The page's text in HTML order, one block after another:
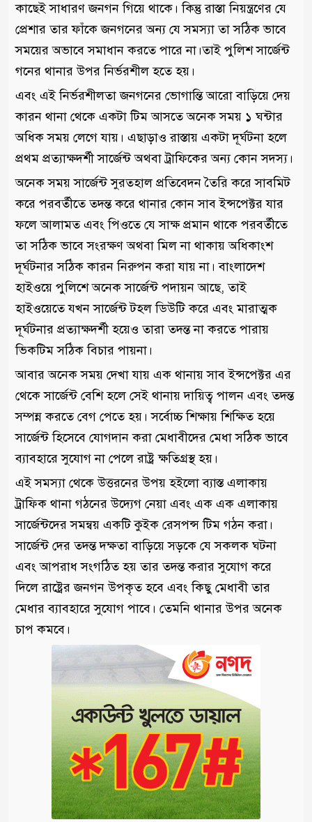
কাছেই সাধারণ জনগন গিয়ে থাকে। কিন্তু রাস্তা নিয়ন্ত্রণের যে
প্রেশার তার ফাঁকে জনগনের অন্য যে সমস্যা তা সঠিক ভাবে
সময়ের অভাবে সমাধান করতে পারে না।তাই পুলিশ সার্জেন্ট
গনের থানার উপর নির্ভরশীল হতে হয়।
এবং এই নির্ভরশীলতা জনগনের ভোগান্তি আরো বাড়িয়ে দেয়
কারন থানা থেকে একটা টিম আসতে অনেক সময় ১ ঘন্টার
অধিক সময় লেগে যায়। এছাড়াও রাস্তায় একটা দূর্ঘটনা হলে
প্রথম প্রত্যাক্ষদর্শী সার্জেন্ট অথবা ট্রাফিকের অন্য কোন সদস্য।
অনেক সময় সার্জেন্ট সুরতহাল প্রতিবেদন তৈরি করে সাবমিট
করে পরবর্তীতে তদন্ত করে থানার কোন সাব ইন্সপেক্টর যার
ফলে আলামত এবং পিওতে যে সাক্ষ প্রমান থাকে পরবর্তীতে
তা সঠিক ভাবে সংরক্ষণ অথবা মিল না থাকায় অধিকাংশ
দূর্ঘটনার সঠিক কারন নিরুপন করা যায় না। বাংলাদেশ
হাইওয়ে পুলিশে অনেক সার্জেন্ট পদায়ন আছে, তাই
হাইওয়েতে যখন সার্জেন্ট টহল ডিউটি করে এবং মারাত্মক
দূর্ঘটনার প্রত্যাক্ষদর্শী হয়েও তারা তদন্ত না করতে পারায়
ভিকটিম সঠিক বিচার পায়না।
আবার অনেক সময় দেখা যায় এক থানায় সাব ইন্সপেক্টর এর
থেকে সার্জেন্ট বেশি হলে সেই থানায় দায়িত্ব পালন এবং তদন্ত
সম্পন্ন করতে বেগ পেতে হয়। সর্বোচ্চ শিক্ষায় শিক্ষিত হয়ে
সার্জেন্ট হিসেবে যোগদান করা মেধাবীদের মেধা সঠিক ভাবে
ব্যাবহারে সুযোগ না পেলে রাষ্ট্র ক্ষতিগ্রস্থ হয়।
এই সমস্যা থেকে উত্তরনের উপয় হইলো ব্যাস্ত এলাকায়
ট্রাফিক থানা গঠনের উদ্যেগ নেয়া এবং এক এক এলাকায়
সার্জেন্টদের সমন্বয় একটি কুইক রেসপন্স টিম গঠন করা।
সার্জেন্ট দের তদন্ত দক্ষতা বাড়িয়ে সড়কে যে সকলক ঘটনা
এবং আপরাধ সংগঠিত হয় তার তদন্ত করার সুযোগ করে
দিলে রাষ্ট্রের জনগন উপকৃত হবে এবং কিছু মেধাবী তার
মেধার ব্যাবহারে সুযোগ পাবে। তেমনি থানার উপর অনেক
চাপ কমবে।